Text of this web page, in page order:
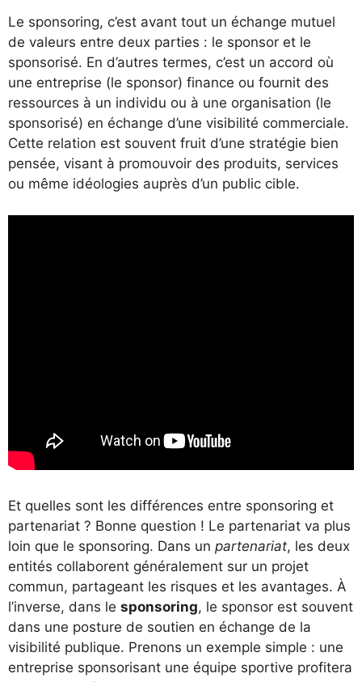
Le sponsoring, c’est avant tout un échange mutuel
de valeurs entre deux parties : le sponsor et le
sponsorisé. En d’autres termes, c’est un accord où
une entreprise (le sponsor) finance ou fournit des
ressources à un individu ou à une organisation (le
sponsorisé) en échange d’une visibilité commerciale.
Cette relation est souvent fruit d’une stratégie bien
pensée, visant à promouvoir des produits, services
ou même idéologies auprès d’un public cible.
Et quelles sont les différences entre sponsoring et
partenariat ? Bonne question ! Le partenariat va plus
loin que le sponsoring. Dans un partenariat, les deux
entités collaborent généralement sur un projet
commun, partageant les risques et les avantages. À
l’inverse, dans le sponsoring, le sponsor est souvent
dans une posture de soutien en échange de la
visibilité publique. Prenons un exemple simple : une
entreprise sponsorisant une équipe sportive profitera